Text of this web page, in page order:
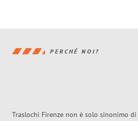
PERCHÉ NOI?
Traslochi Firenze non è solo sinonimo di